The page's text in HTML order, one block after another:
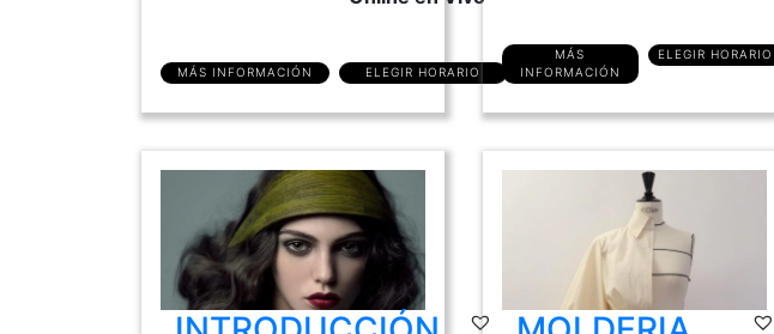
MÁS INFORMACIÓN ELEGIR HORARIO
MÁS
INFORMACIÓN
ELEGIR HORARIO